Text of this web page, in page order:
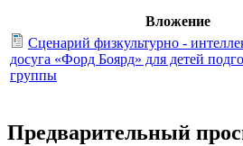
Вложение
Сценарий физкультурно -
досуга «Форд Боярд» для детей
группы
Предварительный